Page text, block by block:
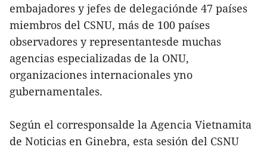
embajadores y jefes de delegaciónde 47 países
miembros del CSNU, más de 100 países
observadores y representantesde muchas
agencias especializadas de la ONU,
organizaciones internacionales yno
gubernamentales.
Según el corresponsalde la Agencia Vietnamita
de Noticias en Ginebra, esta sesión del CSNU